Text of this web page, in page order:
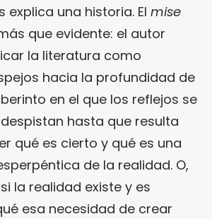
explica una historia. El mise
que evidente: el autor
la literatura como
hacia la profundidad de
en el que los reflejos se
hasta que resulta
qué es cierto y qué es una
de la realidad. O,
la realidad existe y es
esa necesidad de crear